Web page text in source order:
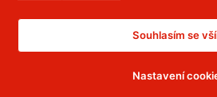
Prohlášení o přístupnosti
CC BY-NC-ND 4.0 CZ
Souhlasím se
Nastavení